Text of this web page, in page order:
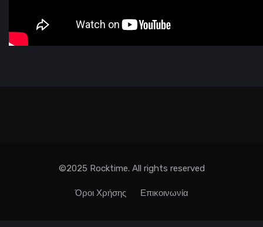
©2025 Rocktime. All rights reserved
Όροι Χρήσης Επικοινωνία